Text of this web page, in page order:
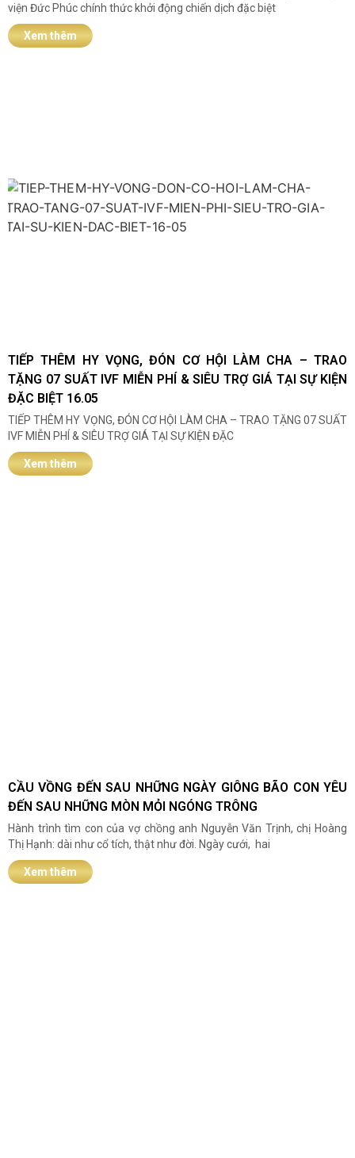
viện Đức Phúc chính thức khởi động chiến dịch đặc biệt
Xem thêm
TIẾP THÊM HY VỌNG, ĐÓN CƠ HỘI LÀM CHA – TRAO
TẶNG 07 SUẤT IVF MIỄN PHÍ & SIÊU TRỢ GIÁ TẠI SỰ KIỆN
ĐẶC BIỆT 16.05
TIẾP THÊM HY VỌNG, ĐÓN CƠ HỘI LÀM CHA – TRAO TẶNG 07 SUẤT
IVF MIỄN PHÍ & SIÊU TRỢ GIÁ TẠI SỰ KIỆN ĐẶC
Xem thêm
CẦU VỒNG ĐẾN SAU NHỮNG NGÀY GIÔNG BÃO CON YÊU
ĐẾN SAU NHỮNG MÒN MỎI NGÓNG TRÔNG
Hành trình tìm con của vợ chồng anh Nguyễn Văn Trịnh, chị Hoàng
Thị Hạnh: dài như cổ tích, thật như đời. Ngày cưới, hai
Xem thêm